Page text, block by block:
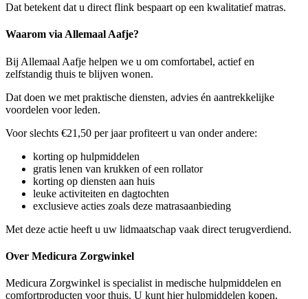
Dat betekent dat u direct flink bespaart op een kwalitatief matras.
Waarom via Allemaal Aafje?
Bij Allemaal Aafje helpen we u om comfortabel, actief en
zelfstandig thuis te blijven wonen.
Dat doen we met praktische diensten, advies én aantrekkelijke
voordelen voor leden.
Voor slechts €21,50 per jaar profiteert u van onder andere:
korting op hulpmiddelen
gratis lenen van krukken of een rollator
korting op diensten aan huis
leuke activiteiten en dagtochten
exclusieve acties zoals deze matrasaanbieding
Met deze actie heeft u uw lidmaatschap vaak direct terugverdiend.
Over Medicura Zorgwinkel
Medicura Zorgwinkel is specialist in medische hulpmiddelen en
comfortproducten voor thuis. U kunt hier hulpmiddelen kopen,